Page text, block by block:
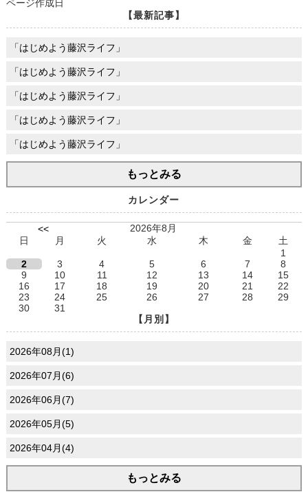
ページ作成日
【最新記事】
「はじめよう藤沢ライフ」
「はじめよう藤沢ライフ」
「はじめよう藤沢ライフ」
「はじめよう藤沢ライフ」
「はじめよう藤沢ライフ」
もっとみる
カレンダー
<<
2026年8月
日
月 火 水 木 金
土
1
2
3 4 5 6 7
8
9
10 11 12 13 14
15
16
17 18 19 20 21
22
23
24 25 26 27 28
29
30
31
【月別】
2026年08月(1)
2026年07月(6)
2026年06月(7)
2026年05月(5)
2026年04月(4)
もっとみる